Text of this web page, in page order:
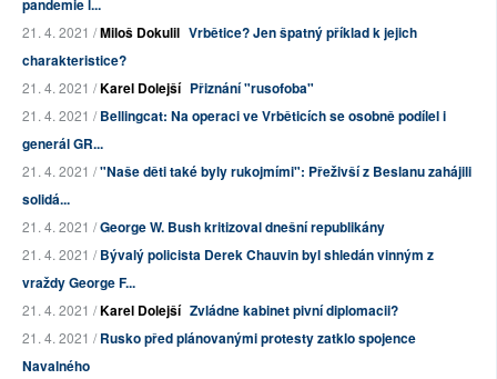
pandemie l...
21. 4. 2021 /Miloš Dokulil Vrbětice? Jen špatný příklad k jejich
charakteristice?
21. 4. 2021 /Karel Dolejší Přiznání "rusofoba"
21. 4. 2021 /Bellingcat: Na operaci ve Vrběticích se osobně podílel i
generál GR...
21. 4. 2021 /"Naše děti také byly rukojmími": Přeživší z Beslanu zahájili
solidá...
21. 4. 2021 /George W. Bush kritizoval dnešní republikány
21. 4. 2021 /Bývalý policista Derek Chauvin byl shledán vinným z
vraždy George F...
21. 4. 2021 /Karel Dolejší Zvládne kabinet pivní diplomacii?
21. 4. 2021 /Rusko před plánovanými protesty zatklo spojence
Navalného